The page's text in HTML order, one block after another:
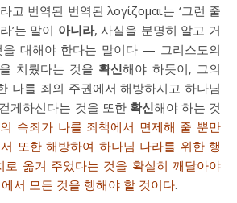
고 번역된 번역된 λογίζομαι는 ‘그런 줄
’는 말이 아니라, 사실을 분명히 알고 거
대해야 한다는 말이다 — 그리스도의
치뤘다는 것을 확신해야 하듯이, 그의
나를 죄의 주권에서 해방하시고 하나님
게하신다는 것을 또한 확신해야 하는 것
속죄가 나를 죄책에서 면제해 줄 뿐만
또한 해방하여 하나님 나라를 위한 행
로 옮겨 주었다는 것을 확실히 깨달아야
서 모든 것을 행해야 할 것이다.